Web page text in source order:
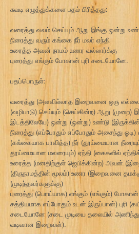
சுவடி எழுத்துக்களை பதம் பிரித்தது:
வரைத்து வலம் செய்யும் ஆறு இங்கு ஒன்று
நிரைத்து வரும் கங்கை நீர் மலர் ஏந்தி
உரைத்த அவன் நாமம் உணர வல்லார்க்கு
புரைத்து எங்கும் போகான் புரி சடையோனே.
பதப்பொருள்:
வரைத்து (அளவில்லாத இறைவனை ஒரு
(வழிபாடு) செய்யும் (செய்கின்ற) ஆறு (முறை)
இடத்திலேயே) ஒன்று (ஒன்று) உண்டு
நிரைத்து (எப்போதும் எப்போதும் அசைந்து
(கங்கையாக பாவித்த) நீர் (தூய்மையான
தூய்மையான மலரையும்) ஏந்தி (கைகளில்
உரைத்த (மனதிற்குள் ஜெபிக்கின்ற) அவன்
(திருநாமத்தின் மூலம்) உணர (இறைவனை
(முடிந்தவர்களுக்கு)
புரைத்து (பொய்யாக) எங்கும் (எங்கும்)
சத்தியமாக எப்போதும் உடன் இருப்பான்) புரி
சடையோனே (சடை முடியை தலையில்
வடிவான இறைவன்).